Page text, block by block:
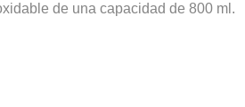
de una capacidad de 800 ml.